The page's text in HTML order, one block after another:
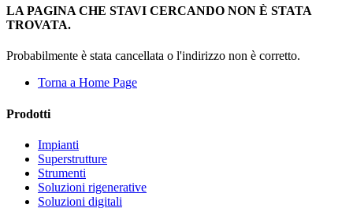
LA PAGINA CHE STAVI CERCANDO NON È STATA
TROVATA.
Probabilmente è stata cancellata o l'indirizzo non è corretto.
Torna a Home Page
Prodotti
Impianti
Superstrutture
Strumenti
Soluzioni rigenerative
Soluzioni digitali